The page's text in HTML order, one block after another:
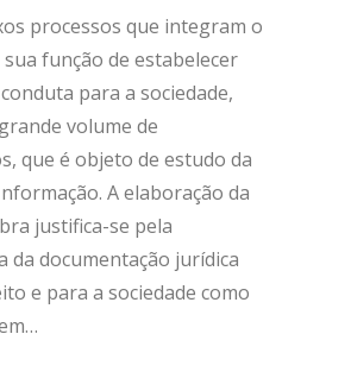
processos que integram o
função de estabelecer
para a sociedade,
volume de
que é objeto de estudo da
A elaboração da
justifica-se pela
da documentação jurídica
e para a sociedade como